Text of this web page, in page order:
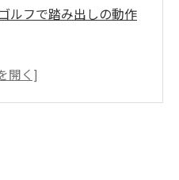
ルフで踏み出しの動作
み出し改善の練習法を